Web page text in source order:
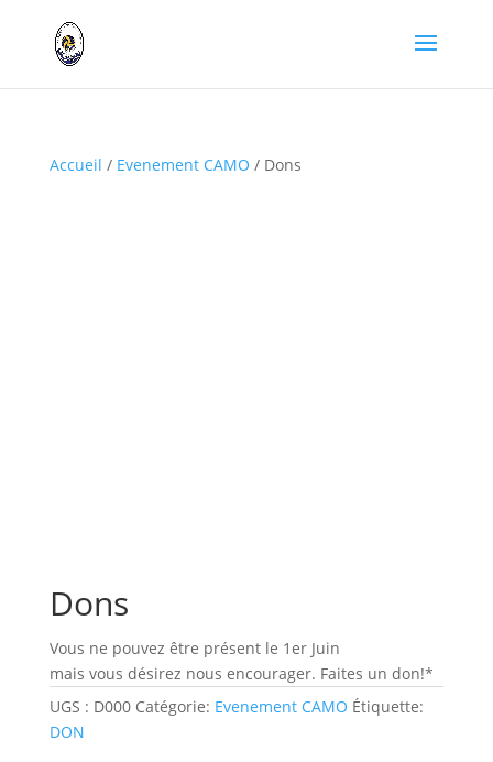
Accueil / Evenement CAMO / Dons
Dons
Vous ne pouvez être présent le 1er Juin
mais vous désirez nous encourager. Faites un don!*
UGS : D000 Catégorie: Evenement CAMO Étiquette:
DON